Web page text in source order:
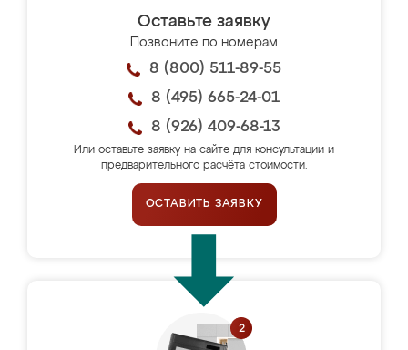
Оставьте заявку
Позвоните по номерам
8 (800) 511-89-55
8 (495) 665-24-01
8 (926) 409-68-13
Или оставьте заявку на сайте для консультации и
предварительного расчёта стоимости.
ОСТАВИТЬ ЗАЯВКУ